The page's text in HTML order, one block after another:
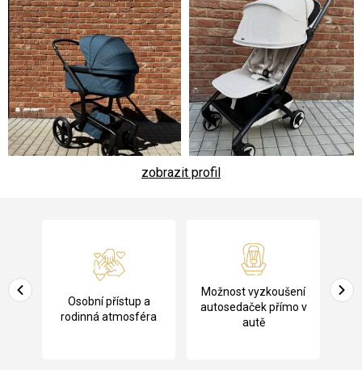
zobrazit profil
a
Osobní přístup a
rodinná atmosféra
Možnost vyzkoušení
autosedaček přímo v
autě